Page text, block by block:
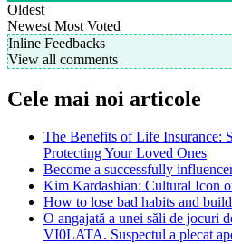
Oldest
Newest Most Voted
Inline Feedbacks
View all comments
Cele mai noi articole
The Benefits of Life Insurance:
Protecting Your Loved Ones
Become a successfully
Kim Kardashian: Cultural Icon
How to lose bad habits and
O angajată a unei săli de jocuri
VI0LATA. Suspectul a plecat